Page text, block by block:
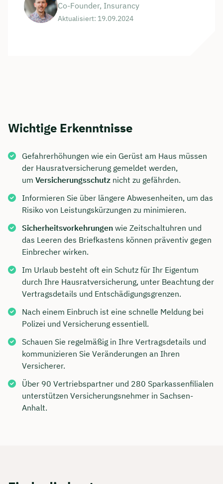
Co-Founder, Insurancy
Aktualisiert: 19.09.2024
Wichtige Erkenntnisse
Gefahrerhöhungen wie ein Gerüst am Haus müssen
der Hausratversicherung gemeldet werden,
um Versicherungsschutz nicht zu gefährden.
Informieren Sie über längere Abwesenheiten, um das
Risiko von Leistungskürzungen zu minimieren.
Sicherheitsvorkehrungen wie Zeitschaltuhren und
das Leeren des Briefkastens können präventiv gegen
Einbrecher wirken.
Im Urlaub besteht oft ein Schutz für Ihr Eigentum
durch Ihre Hausratversicherung, unter Beachtung der
Vertragsdetails und Entschädigungsgrenzen.
Nach einem Einbruch ist eine schnelle Meldung bei
Polizei und Versicherung essentiell.
Schauen Sie regelmäßig in Ihre Vertragsdetails und
kommunizieren Sie Veränderungen an Ihren
Versicherer.
Über 90 Vertriebspartner und 280 Sparkassenfilialen
unterstützen Versicherungsnehmer in Sachsen-
Anhalt.